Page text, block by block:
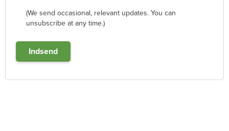
(We send occasional, relevant updates. You can
unsubscribe at any time.)